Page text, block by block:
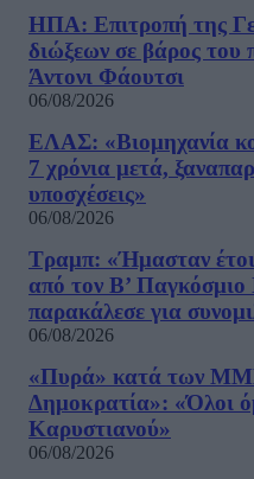
ΗΠΑ: Επιτροπή της
διώξεων σε βάρος
Άντονι Φάουτσι
06/08/2026
ΕΛΑΣ: «Βιομηχανία
7 χρόνια μετά,
υποσχέσεις»
06/08/2026
Τραμπ: «Ήμασταν
από τον Β’
παρακάλεσε για
06/08/2026
«Πυρά» κατά των
Δημοκρατία»: «Όλοι
Καρυστιανού»
06/08/2026